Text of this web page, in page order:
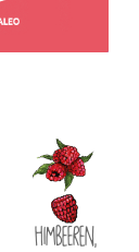
Himbeeren,